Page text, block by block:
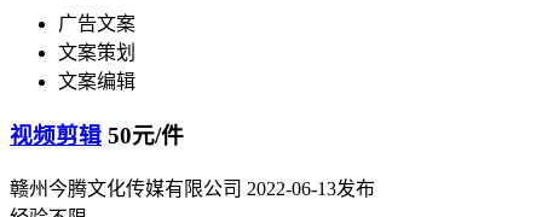
广告文案
文案策划
文案编辑
视频剪辑 50元/件
赣州今腾文化传媒有限公司 2022-06-13发布